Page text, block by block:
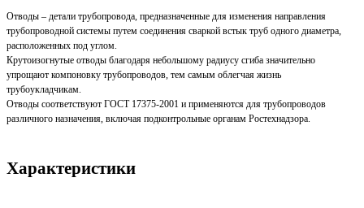
Отводы – детали трубопровода, предназначенные для изменения направления
трубопроводной системы путем соединения сваркой встык труб одного диаметра,
расположенных под углом.
Крутоизогнутые отводы благодаря небольшому радиусу сгиба значительно
упрощают компоновку трубопроводов, тем самым облегчая жизнь
трубоукладчикам.
Отводы соответствуют ГОСТ 17375-2001 и применяются для трубопроводов
различного назначения, включая подконтрольные органам Ростехнадзора.
Характеристики